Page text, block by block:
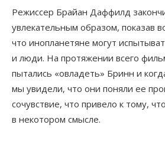
Режиссер Брайан Даффилд
увлекательным образом, показав
что инопланетяне могут
и люди. На протяжении всего
пытались «овладеть» Бринн и
мы увидели, что они поняли ее
сочувствие, что привело к тому,
в некотором смысле.